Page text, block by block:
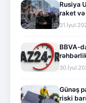
Rusiya
raket
BBVA-
Günəş
riski